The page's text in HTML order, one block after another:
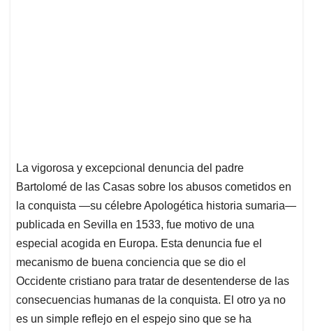
La vigorosa y excepcional denuncia del padre
Bartolomé de las Casas sobre los abusos cometidos en
la conquista —su célebre Apologética historia sumaria—
publicada en Sevilla en 1533, fue motivo de una
especial acogida en Europa. Esta denuncia fue el
mecanismo de buena conciencia que se dio el
Occidente cristiano para tratar de desentenderse de las
consecuencias humanas de la conquista. El otro ya no
es un simple reflejo en el espejo sino que se ha